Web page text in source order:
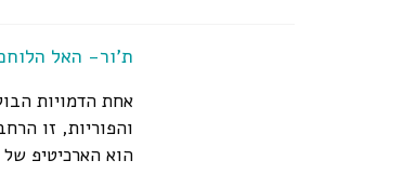
ת'ור- האל
אחת הדמויות
והפוריות, זו
הוא הארכיטיפ